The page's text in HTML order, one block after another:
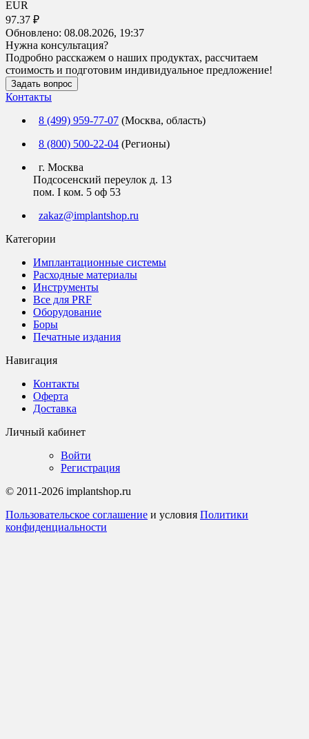
EUR
97.37 ₽
Обновлено: 08.08.2026, 19:37
Нужна консультация?
Подробно расскажем о наших продуктах, рассчитаем
стоимость и подготовим индивидуальное предложение!
Задать вопрос
Контакты
8 (499) 959-77-07 (Москва, область)
8 (800) 500-22-04 (Регионы)
г. Москва
Подсосенский переулок д. 13
пом. I ком. 5 оф 53
zakaz@implantshop.ru
Категории
Имплантационные системы
Расходные материалы
Инструменты
Все для PRF
Оборудование
Боры
Печатные издания
Навигация
Контакты
Оферта
Доставка
Личный кабинет
Войти
Регистрация
© 2011-2026 implantshop.ru
Пользовательское соглашение и условия Политики
конфиденциальности